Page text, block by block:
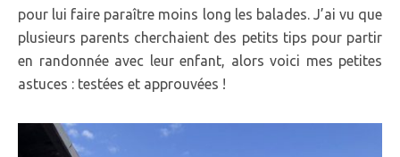
pour lui faire paraître moins long les balades. J’ai vu que
plusieurs parents cherchaient des petits tips pour partir
en randonnée avec leur enfant, alors voici mes petites
astuces : testées et approuvées !